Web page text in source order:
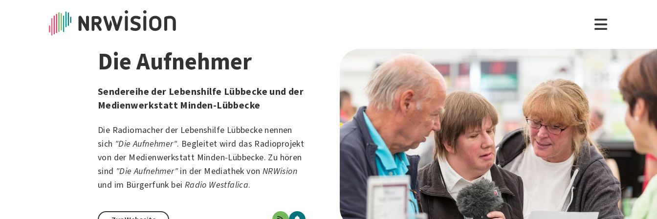
Die Aufnehmer
Sendereihe der Lebenshilfe Lübbecke und der
Medienwerkstatt Minden-Lübbecke
Die Radiomacher der Lebenshilfe Lübbecke nennen
sich "Die Aufnehmer". Begleitet wird das Radioprojekt
von der Medienwerkstatt Minden-Lübbecke. Zu hören
sind "Die Aufnehmer"in der Mediathek von NRWision
und im Bürgerfunk bei Radio Westfalica.